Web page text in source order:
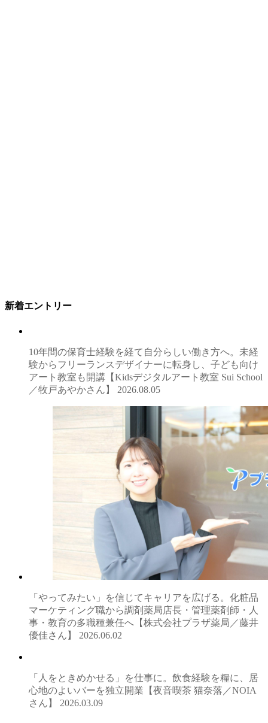
新着エントリー
10年間の保育士経験を経て自分らしい働き方へ。未経
験からフリーランスデザイナーに転身し、子ども向け
アート教室も開講【Kidsデジタルアート教室 Sui School
／牧戸あやかさん】 2026.08.05
「やってみたい」を信じてキャリアを広げる。化粧品
マーケティング職から調剤薬局店長・管理薬剤師・人
事・教育の多職種兼任へ【株式会社プラザ薬局／藤井
優佳さん】 2026.06.02
「人をときめかせる」を仕事に。飲食経験を糧に、居
心地のよいバーを独立開業【夜音喫茶 猫奈落／NOIA
さん】 2026.03.09